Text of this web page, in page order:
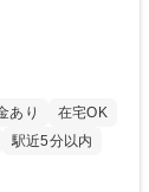
あり
在宅OK
駅近5分以内